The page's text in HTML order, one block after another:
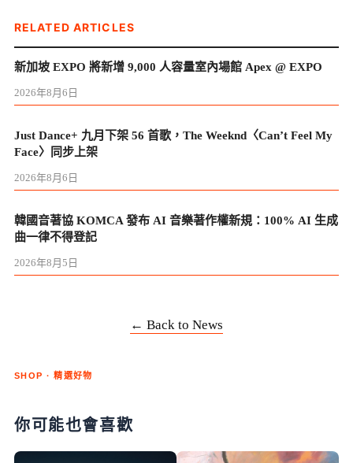
RELATED ARTICLES
新加坡 EXPO 將新增 9,000 人容量室內場館 Apex @ EXPO
2026年8月6日
Just Dance+ 九月下架 56 首歌，The Weeknd〈Can’t Feel My
Face〉同步上架
2026年8月6日
韓國音著協 KOMCA 發布 AI 音樂著作權新規：100% AI 生成
曲一律不得登記
2026年8月5日
← Back to News
SHOP · 精選好物
你可能也會喜歡